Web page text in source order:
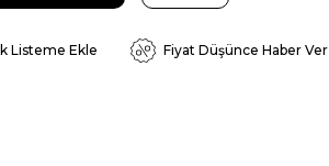
Listeme Ekle Fiyat Düşünce Haber Ver